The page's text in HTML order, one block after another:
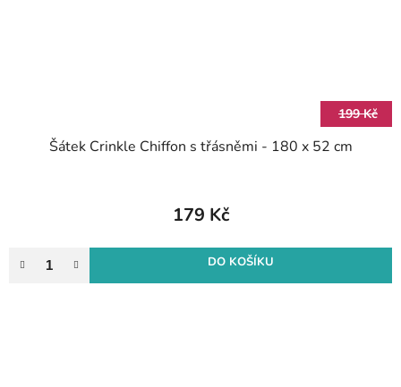
199 Kč
Šátek Crinkle Chiffon s třásněmi - 180 x 52 cm
179 Kč
DO KOŠÍKU